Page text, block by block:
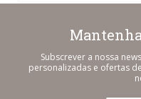
Subscrever a nossa
personalizadas e ofertas